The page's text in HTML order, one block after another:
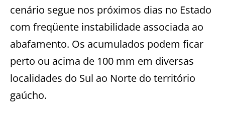
cenário segue nos próximos dias no Estado
com freqüente instabilidade associada ao
abafamento. Os acumulados podem ficar
perto ou acima de 100 mm em diversas
localidades do Sul ao Norte do território
gaúcho.